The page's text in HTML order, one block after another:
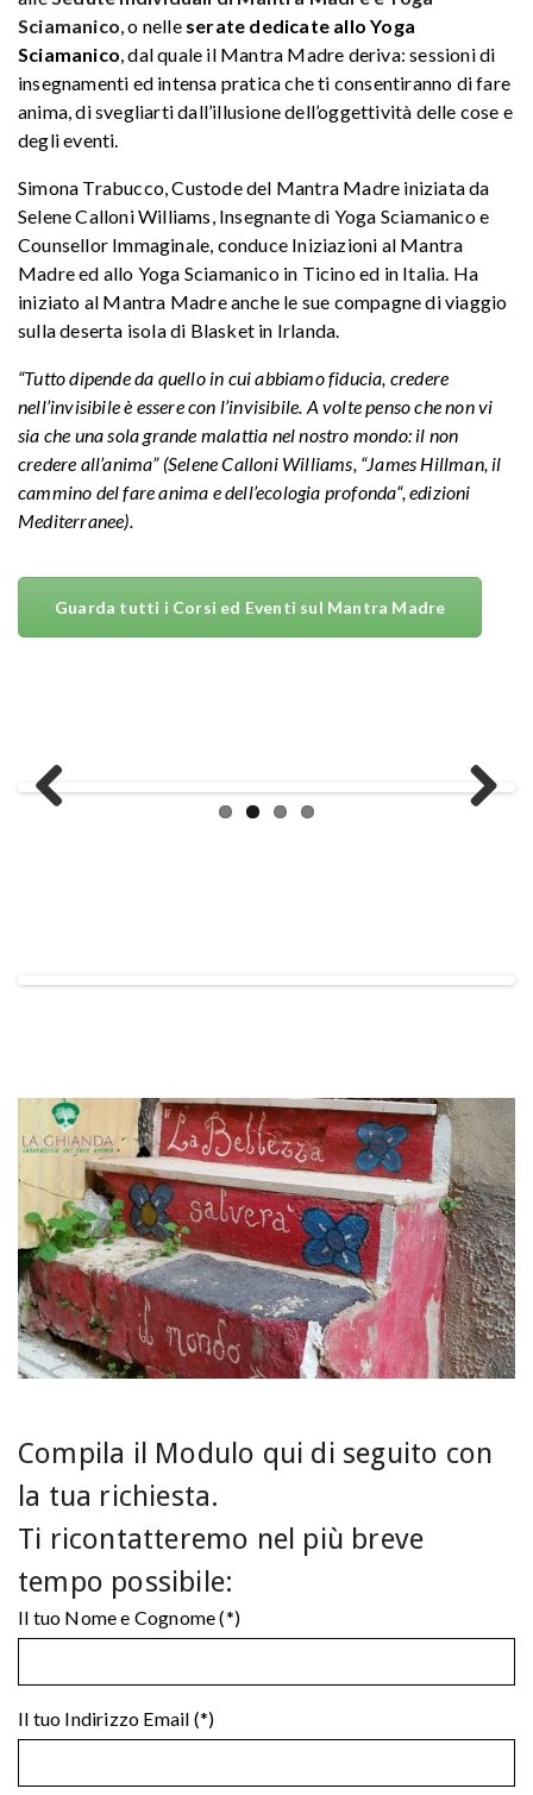
Sciamanico, o nelle serate dedicate allo Yoga
Sciamanico, dal quale il Mantra Madre deriva: sessioni di
insegnamenti ed intensa pratica che ti consentiranno di fare
anima, di svegliarti dall’illusione dell’oggettività delle cose e
degli eventi.
Simona Trabucco, Custode del Mantra Madre iniziata da
Selene Calloni Williams, Insegnante di Yoga Sciamanico e
Counsellor Immaginale, conduce Iniziazioni al Mantra
Madre ed allo Yoga Sciamanico in Ticino ed in Italia. Ha
iniziato al Mantra Madre anche le sue compagne di viaggio
sulla deserta isola di Blasket in Irlanda.
“Tutto dipende da quello in cui abbiamo fiducia, credere
nell’invisibile è essere con l’invisibile. A volte penso che non vi
sia che una sola grande malattia nel nostro mondo: il non
credere all’anima” (Selene Calloni Williams, “James Hillman, il
cammino del fare anima e dell’ecologia profonda“, edizioni
Mediterranee).
Guarda tutti i Corsi ed Eventi sul Mantra Madre
Compila il Modulo qui di seguito con
la tua richiesta.
Ti ricontatteremo nel più breve
tempo possibile:
Il tuo Nome e Cognome (*)
Il tuo Indirizzo Email (*)